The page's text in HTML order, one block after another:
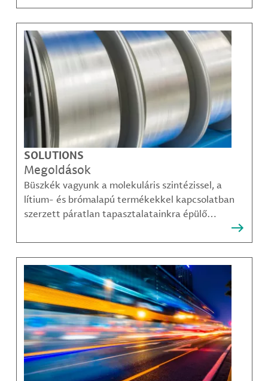
kommunikáció és a növekedés fenntarthatóbb
módjainak megteremtésében.
SOLUTIONS
Megoldások
Büszkék vagyunk a molekuláris szintézissel, a
lítium- és brómalapú termékekkel kapcsolatban
szerzett páratlan tapasztalatainkra épülő
legösszetettebb kihívásai is sikerrel leküzdhetők.